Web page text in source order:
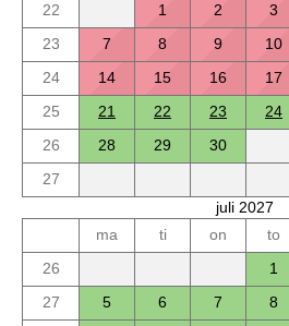
22
1 2 3
23
7 8 9 10
24
14 15 16 17
25
21 22 23 24
26
28 29
30
27
juli 2027
ma
ti on to
26
1
27
5 6 7 8